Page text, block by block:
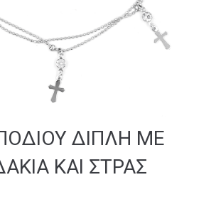
ΔΙΠΛΗ ΜΕ
ΚΑΙ ΣΤΡΑΣ